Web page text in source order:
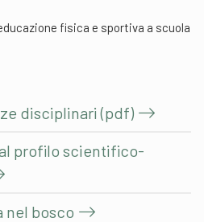
fisica e sportiva a scuola
disciplinari (pdf)
profilo scientifico-
nel bosco